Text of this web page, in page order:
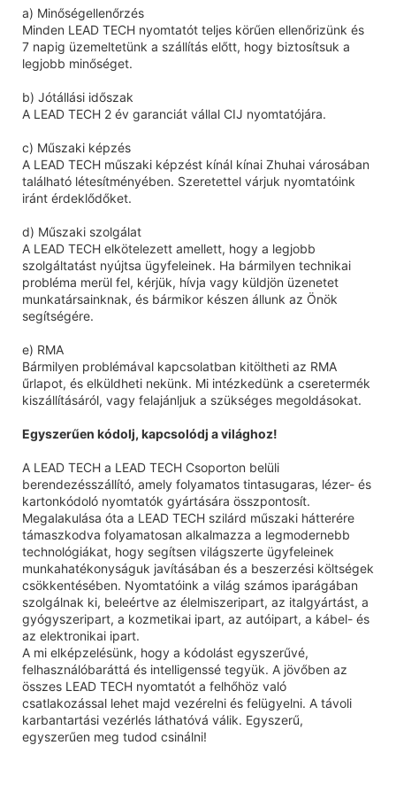
a) Minőségellenőrzés
Minden LEAD TECH nyomtatót teljes körűen ellenőrizünk és
7 napig üzemeltetünk a szállítás előtt, hogy biztosítsuk a
legjobb minőséget.
b) Jótállási időszak
A LEAD TECH 2 év garanciát vállal CIJ nyomtatójára.
c) Műszaki képzés
A LEAD TECH műszaki képzést kínál kínai Zhuhai városában
található létesítményében. Szeretettel várjuk nyomtatóink
iránt érdeklődőket.
d) Műszaki szolgálat
A LEAD TECH elkötelezett amellett, hogy a legjobb
szolgáltatást nyújtsa ügyfeleinek. Ha bármilyen technikai
probléma merül fel, kérjük, hívja vagy küldjön üzenetet
munkatársainknak, és bármikor készen állunk az Önök
segítségére.
e) RMA
Bármilyen problémával kapcsolatban kitöltheti az RMA
űrlapot, és elküldheti nekünk. Mi intézkedünk a cseretermék
kiszállításáról, vagy felajánljuk a szükséges megoldásokat.
Egyszerűen kódolj, kapcsolódj a világhoz!
A LEAD TECH a LEAD TECH Csoporton belüli
berendezésszállító, amely folyamatos tintasugaras, lézer- és
kartonkódoló nyomtatók gyártására összpontosít.
Megalakulása óta a LEAD TECH szilárd műszaki hátterére
támaszkodva folyamatosan alkalmazza a legmodernebb
technológiákat, hogy segítsen világszerte ügyfeleinek
munkahatékonyságuk javításában és a beszerzési költségek
csökkentésében. Nyomtatóink a világ számos iparágában
szolgálnak ki, beleértve az élelmiszeripart, az italgyártást, a
gyógyszeripart, a kozmetikai ipart, az autóipart, a kábel- és
az elektronikai ipart.
A mi elképzelésünk, hogy a kódolást egyszerűvé,
felhasználóbaráttá és intelligenssé tegyük. A jövőben az
összes LEAD TECH nyomtatót a felhőhöz való
csatlakozással lehet majd vezérelni és felügyelni. A távoli
karbantartási vezérlés láthatóvá válik. Egyszerű,
egyszerűen meg tudod csinálni!